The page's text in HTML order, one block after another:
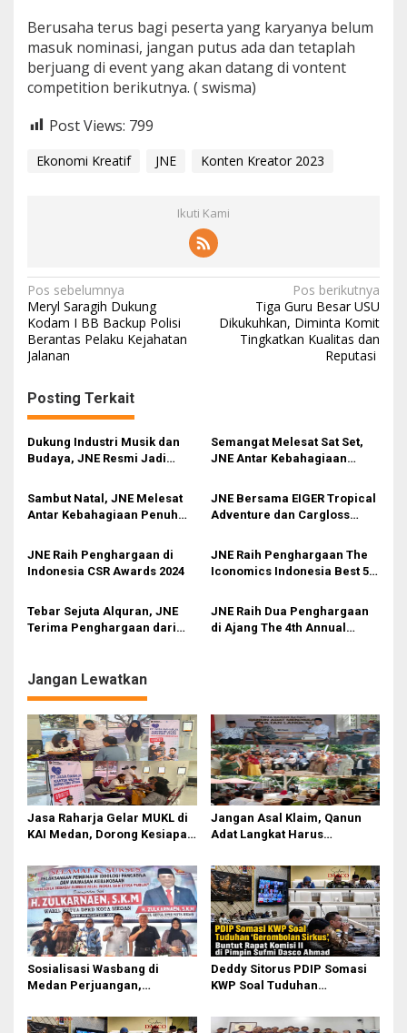
Berusaha terus bagi peserta yang karyanya belum
masuk nominasi, jangan putus ada dan tetaplah
berjuang di event yang akan datang di vontent
competition berikutnya. ( swisma)
Post Views: 799
Ekonomi Kreatif JNE Konten Kreator 2023
Ikuti Kami
N
a
v
i
g
a
s
p
o
s
Pos sebelumnya
Meryl Saragih Dukung
Kodam I BB Backup Polisi
Berantas Pelaku Kejahatan
Jalanan
Pos berikutnya
Tiga Guru Besar USU
Dikukuhkan, Diminta Komit
Tingkatkan Kualitas dan
Reputasi
Posting Terkait
Dukung Industri Musik dan
Budaya, JNE Resmi Jadi
Konser Snada Indonesia
Semangat Melesat Sat Set,
JNE Antar Kebahagiaan
Sambut Natal, JNE Melesat
Antar Kebahagiaan Penuh
JNE Bersama EIGER Tropical
Adventure dan Cargloss
Luncurkan Jaket dan Helm
JNE Raih Penghargaan di
Indonesia CSR Awards 2024
JNE Raih Penghargaan The
Iconomics Indonesia Best 50
Tebar Sejuta Alquran, JNE
Terima Penghargaan dari
JNE Raih Dua Penghargaan
di Ajang The 4th Annual
Jangan Lewatkan
Jasa Raharja Gelar MUKL di
KAI Medan, Dorong Kesiapan
Transportasi
Jangan Asal Klaim, Qanun
Adat Langkat Harus
Ilmiah
Sosialisasi Wasbang di
Medan Perjuangan,
Perjuangkan Ruang Bermain
Deddy Sitorus PDIP Somasi
KWP Soal Tuduhan
Rapat Komisi II Dipimpin